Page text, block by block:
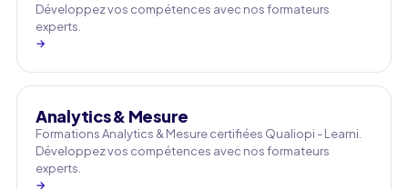
Développez vos compétences avec nos formateurs
experts.
→
Analytics & Mesure
Formations Analytics & Mesure certifiées Qualiopi - Learni.
Développez vos compétences avec nos formateurs
experts.
→